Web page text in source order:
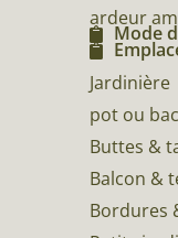
ardeur
Mode
Jardinière
pot ou bac
Buttes &
Balcon &
Bordures